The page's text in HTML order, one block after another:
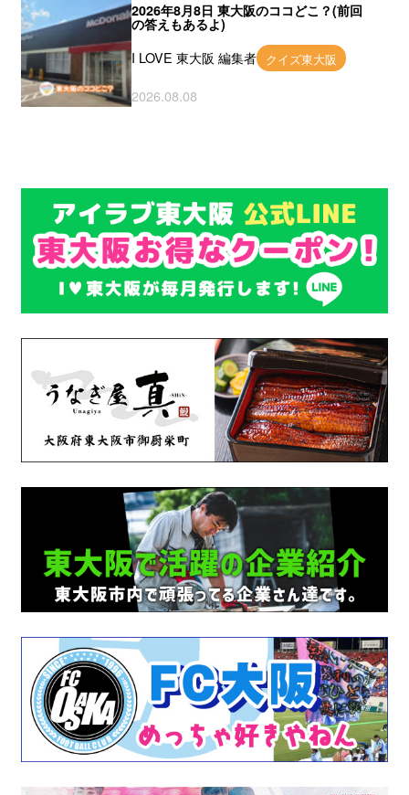
2026年8月8日 東大阪のココどこ？(前回
の答えもあるよ)
I LOVE 東大阪 編集者 クイズ東大阪
2026.08.08